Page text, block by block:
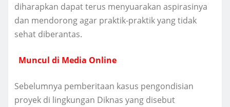
diharapkan dapat terus menyuarakan aspirasinya
dan mendorong agar praktik-praktik yang tidak
sehat diberantas.
Muncul di Media Online
Sebelumnya pemberitaan kasus pengondisian
proyek di lingkungan Diknas yang disebut